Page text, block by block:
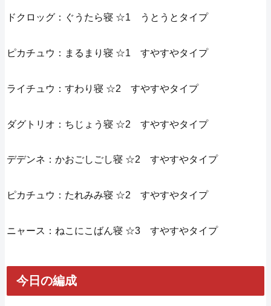
ドクロッグ：ぐうたら寝 ☆1 うとうとタイプ
ピカチュウ：まるまり寝 ☆1 すやすやタイプ
ライチュウ：すわり寝 ☆2 すやすやタイプ
ダグトリオ：ちじょう寝 ☆2 すやすやタイプ
デデンネ：かおごしごし寝 ☆2 すやすやタイプ
ピカチュウ：たれみみ寝 ☆2 すやすやタイプ
ニャース：ねこにこばん寝 ☆3 すやすやタイプ
今日の編成